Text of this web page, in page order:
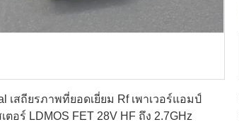
เสถียรภาพที่ยอดเยี่ยม Rf เพาเวอร์แอมป์
ตอร์ LDMOS FET 28V HF ถึง 2.7GHz